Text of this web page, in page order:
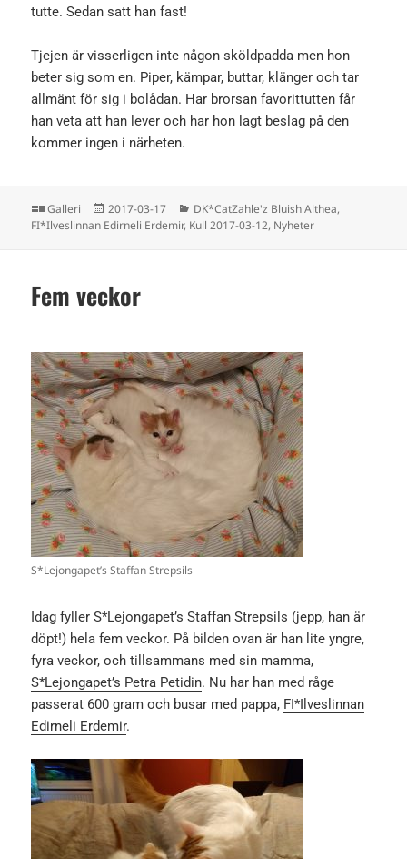
tutte. Sedan satt han fast!
Tjejen är visserligen inte någon sköldpadda men hon
beter sig som en. Piper, kämpar, buttar, klänger och tar
allmänt för sig i bolådan. Har brorsan favorittutten får
han veta att han lever och har hon lagt beslag på den
kommer ingen i närheten.
Format
Galleri Postat
2017-03-17 Kategorier
DK*CatZahle'z Bluish Althea,
FI*Ilveslinnan Edirneli Erdemir, Kull 2017-03-12, Nyheter
Fem veckor
S*Lejongapet’s Staffan Strepsils
Idag fyller S*Lejongapet’s Staffan Strepsils (jepp, han är
döpt!) hela fem veckor. På bilden ovan är han lite yngre,
fyra veckor, och tillsammans med sin mamma,
S*Lejongapet’s Petra Petidin. Nu har han med råge
passerat 600 gram och busar med pappa, FI*Ilveslinnan
Edirneli Erdemir.